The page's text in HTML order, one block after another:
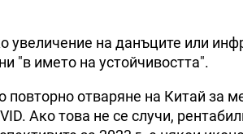
на данъците или
"в името на устойчивостта".
повторно отваряне на Китай за
Ако това не се случи,